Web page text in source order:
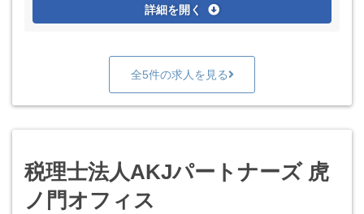
詳細を開く
全5件の求人を見る
税理士法人AKJパートナーズ 虎
ノ門オフィス